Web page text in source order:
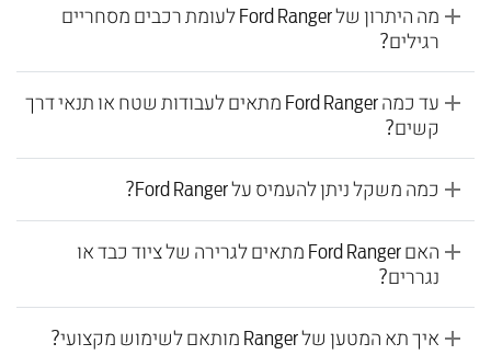
מה היתרון של Ford Ranger לעומת רכבים מסחריים
רגילים?
עד כמה Ford Ranger מתאים לעבודות שטח או תנאי דרך
קשים?
כמה משקל ניתן להעמיס על Ford Ranger?
האם Ford Ranger מתאים לגרירה של ציוד כבד או
נגררים?
איך תא המטען של Ranger מותאם לשימוש מקצועי?